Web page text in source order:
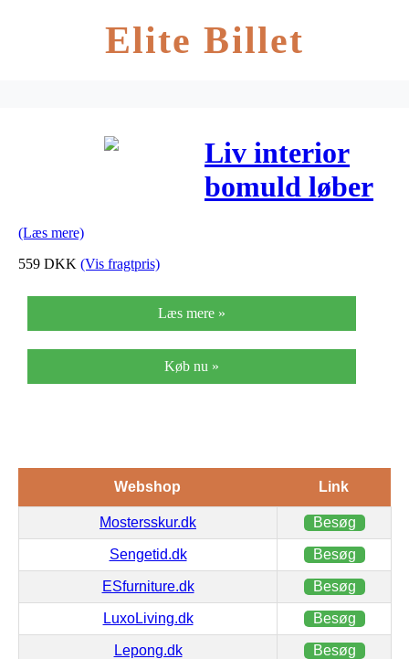
Elite Billet
Liv interior
bomuld løber
(grå/beige/
cm)
(Læs mere)
559 DKK (Vis fragtpris)
Læs mere »
Køb nu »
Webshop Link
Mostersskur.dk Besøg
Sengetid.dk Besøg
ESfurniture.dk Besøg
LuxoLiving.dk Besøg
Lepong.dk Besøg